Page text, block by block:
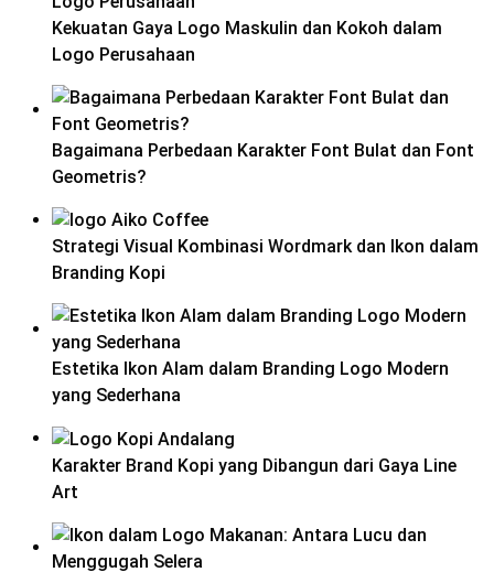
Kekuatan Gaya Logo Maskulin dan Kokoh dalam
Logo Perusahaan
Bagaimana Perbedaan Karakter Font Bulat dan Font
Geometris?
Strategi Visual Kombinasi Wordmark dan Ikon dalam
Branding Kopi
Estetika Ikon Alam dalam Branding Logo Modern
yang Sederhana
Karakter Brand Kopi yang Dibangun dari Gaya Line
Art